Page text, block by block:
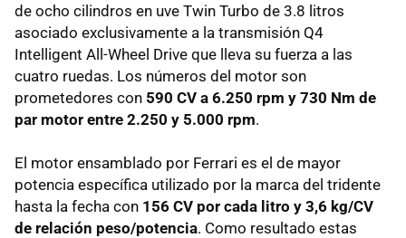
de ocho cilindros en uve Twin Turbo de 3.8 litros
asociado exclusivamente a la transmisión Q4
Intelligent All-Wheel Drive que lleva su fuerza a las
cuatro ruedas. Los números del motor son
prometedores con 590 CV a 6.250 rpm y 730 Nm de
par motor entre 2.250 y 5.000 rpm.
El motor ensamblado por Ferrari es el de mayor
potencia específica utilizado por la marca del tridente
hasta la fecha con 156 CV por cada litro y 3,6 kg/CV
de relación peso/potencia. Como resultado estas